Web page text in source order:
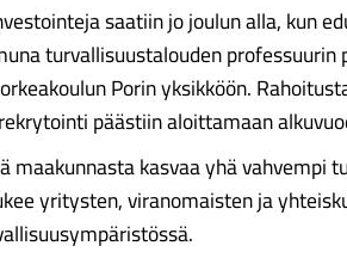
saatiin jo joulun alla, kun
turvallisuus­talouden professuurin
Porin yksikköön.
päästiin aloittamaan
maakunnasta kasvaa yhä vahvempi
yritysten, viranomaisten ja